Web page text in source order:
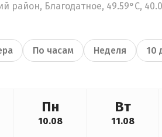
район, Благодатное, 49.59°С,
По часам Неделя 10
Пн
10.08
Вт
11.08